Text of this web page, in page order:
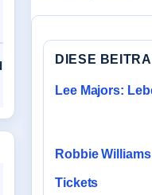
DIESE
Lee Majors:
Robbie
Tickets